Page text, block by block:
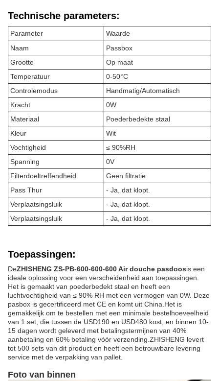
Technische parameters:
Parameter
Waarde
Naam
Passbox
Grootte
Op maat
Temperatuur
0-50°C
Controlemodus
Handmatig/Automatisch
Kracht
0W
Materiaal
Poederbedekte staal
Kleur
Wit
Vochtigheid
≤ 90%RH
Spanning
0V
Filterdoeltreffendheid
Geen filtratie
Pass Thur
- Ja, dat klopt.
Verplaatsingsluik
- Ja, dat klopt.
Verplaatsingsluik
- Ja, dat klopt.
Toepassingen:
DeZHISHENG ZS-PB-600-600-600 Air douche pasdoosis een
ideale oplossing voor een verscheidenheid aan toepassingen.
Het is gemaakt van poederbedekt staal en heeft een
luchtvochtigheid van ≤ 90% RH met een vermogen van 0W. Deze
pasbox is gecertificeerd met CE en komt uit China.Het is
gemakkelijk om te bestellen met een minimale bestelhoeveelheid
van 1 set, die tussen de USD190 en USD480 kost, en binnen 10-
15 dagen wordt geleverd met betalingstermijnen van 40%
aanbetaling en 60% betaling vóór verzending.ZHISHENG levert
tot 500 sets van dit product en heeft een betrouwbare levering
service met de verpakking van pallet.
Foto van binnen